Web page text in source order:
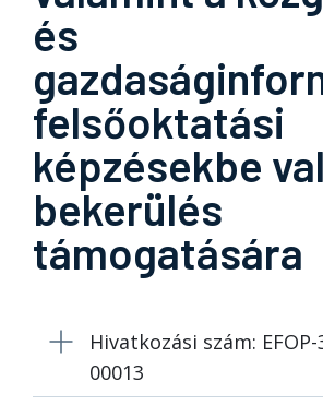
és
felsőoktatási
képzésekbe
bekerülés
támogatására
Hivatkozási szám: EFOP-
00013